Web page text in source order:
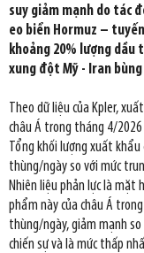
suy giảm mạnh do tác
eo biển Hormuz –
khoảng 20% lượng
xung đột Mỹ - Iran
Theo dữ liệu của Kpler,
châu Á trong tháng 4/
Tổng khối lượng xuất
thùng/ngày so với mức
Nhiên liệu phản lực là mặt
phẩm này của châu Á
thùng/ngày, giảm mạnh
chiến sự và là mức thấp